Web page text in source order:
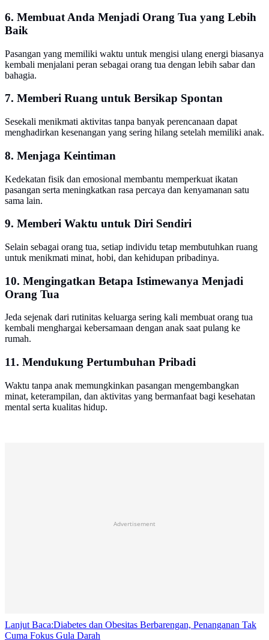
6. Membuat Anda Menjadi Orang Tua yang Lebih
Baik
Pasangan yang memiliki waktu untuk mengisi ulang energi biasanya
kembali menjalani peran sebagai orang tua dengan lebih sabar dan
bahagia.
7. Memberi Ruang untuk Bersikap Spontan
Sesekali menikmati aktivitas tanpa banyak perencanaan dapat
menghadirkan kesenangan yang sering hilang setelah memiliki anak.
8. Menjaga Keintiman
Kedekatan fisik dan emosional membantu memperkuat ikatan
pasangan serta meningkatkan rasa percaya dan kenyamanan satu
sama lain.
9. Memberi Waktu untuk Diri Sendiri
Selain sebagai orang tua, setiap individu tetap membutuhkan ruang
untuk menikmati minat, hobi, dan kehidupan pribadinya.
10. Mengingatkan Betapa Istimewanya Menjadi
Orang Tua
Jeda sejenak dari rutinitas keluarga sering kali membuat orang tua
kembali menghargai kebersamaan dengan anak saat pulang ke
rumah.
11. Mendukung Pertumbuhan Pribadi
Waktu tanpa anak memungkinkan pasangan mengembangkan
minat, keterampilan, dan aktivitas yang bermanfaat bagi kesehatan
mental serta kualitas hidup.
Advertisement
Lanjut Baca:Diabetes dan Obesitas Berbarengan, Penanganan Tak
Cuma Fokus Gula Darah